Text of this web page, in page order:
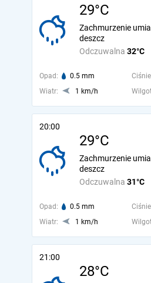
29°C
Odczuwalna 32°C
Zachmurzenie
deszcz
Opad: 0.5 mm
Wiatr:
1 km/h
20:00
29°C
Odczuwalna 31°C
Zachmurzenie
deszcz
Opad: 0.5 mm
Wiatr:
1 km/h
21:00
28°C